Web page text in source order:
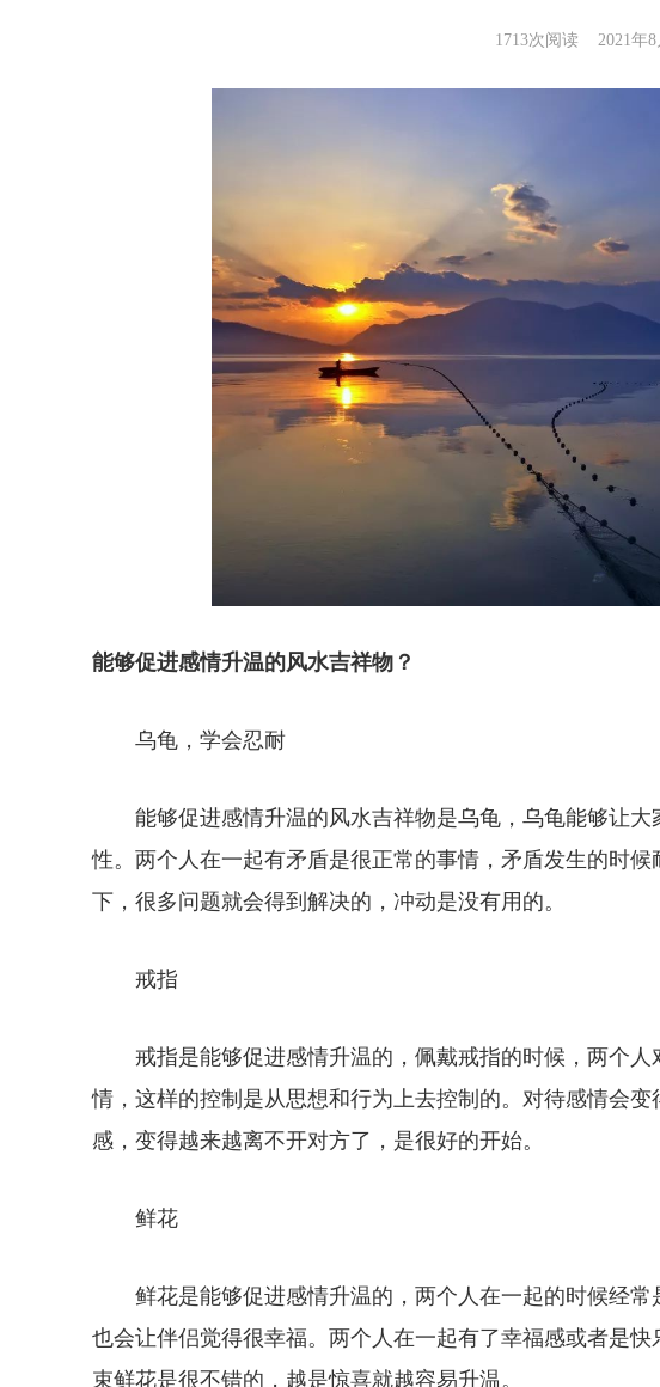
1713次阅读 2021年8
能够促进感情升温的风水吉祥物？
乌龟，学会忍耐
能够促进感情升温的风水吉祥物是乌龟，乌龟能够让
性。两个人在一起有矛盾是很正常的事情，矛盾发生的时
下，很多问题就会得到解决的，冲动是没有用的。
戒指
戒指是能够促进感情升温的，佩戴戒指的时候，两个
情，这样的控制是从思想和行为上去控制的。对待感情会
感，变得越来越离不开对方了，是很好的开始。
鲜花
鲜花是能够促进感情升温的，两个人在一起的时候经
也会让伴侣觉得很幸福。两个人在一起有了幸福感或者是
束鲜花是很不错的，越是惊喜就越容易升温。